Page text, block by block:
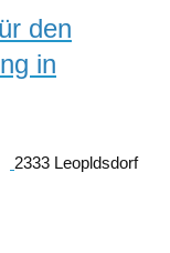
den
in
2333 Leopldsdorf